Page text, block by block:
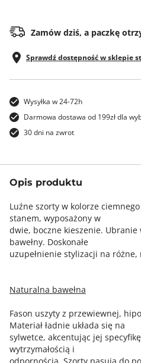
Zamów dziś, a paczkę
Sprawdź dostępność w sklepie
Wysyłka w 24-72h
Darmowa dostawa od 199zł dla
30 dni na zwrot
Opis produktu
Luźne szorty w kolorze
stanem, wyposażony w
dwie, boczne kieszenie. Ubranie
bawełny. Doskonałe
uzupełnienie stylizacji na
Naturalna bawełna
Fason uszyty z przewiewnej,
Materiał ładnie układa się na
sylwetce, akcentując jej
wytrzymałością i